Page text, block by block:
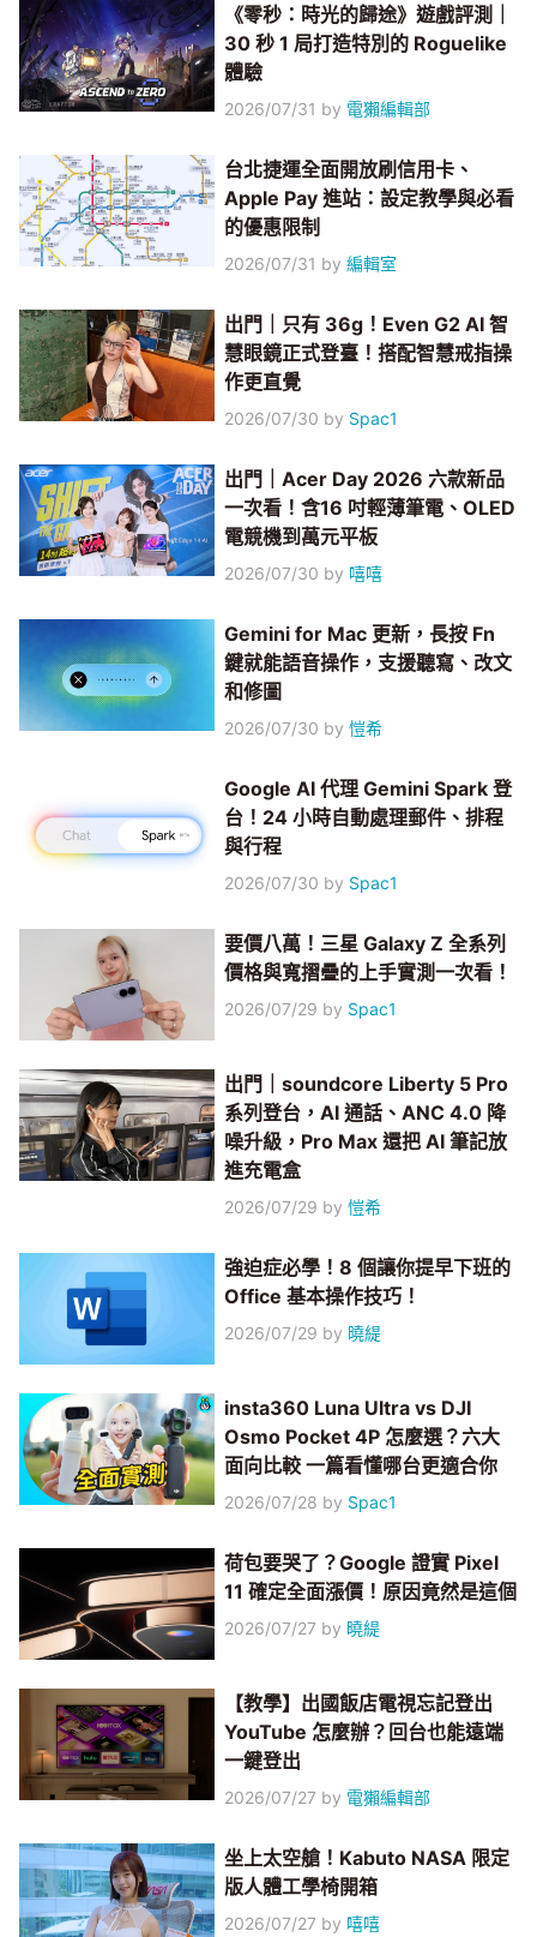
《零秒：時光的歸途》遊戲評測｜
30 秒 1 局打造特別的 Roguelike
體驗
2026/07/31 by 電獺編輯部
台北捷運全面開放刷信用卡、
Apple Pay 進站：設定教學與必看
的優惠限制
2026/07/31 by編輯室
出門｜只有 36g！Even G2 AI 智
慧眼鏡正式登臺！搭配智慧戒指操
作更直覺
2026/07/30 by Spac1
出門｜Acer Day 2026 六款新品
一次看！含16 吋輕薄筆電、OLED
電競機到萬元平板
2026/07/30 by 嘻嘻
Gemini for Mac 更新，長按 Fn
鍵就能語音操作，支援聽寫、改文
和修圖
2026/07/30 by愷希
Google AI 代理 Gemini Spark 登
台！24 小時自動處理郵件、排程
與行程
2026/07/30 by Spac1
要價八萬！三星 Galaxy Z 全系列
價格與寬摺疊的上手實測一次看！
2026/07/29 by Spac1
出門｜soundcore Liberty 5 Pro
系列登台，AI 通話、ANC 4.0 降
噪升級，Pro Max 還把 AI 筆記放
進充電盒
2026/07/29 by愷希
強迫症必學！8 個讓你提早下班的
Office 基本操作技巧！
2026/07/29 by 曉緹
insta360 Luna Ultra vs DJI
Osmo Pocket 4P 怎麼選？六大
面向比較 一篇看懂哪台更適合你
2026/07/28 by Spac1
荷包要哭了？Google 證實 Pixel
11 確定全面漲價！原因竟然是這個
2026/07/27 by 曉緹
【教學】出國飯店電視忘記登出
YouTube 怎麼辦？回台也能遠端
一鍵登出
2026/07/27 by 電獺編輯部
坐上太空艙！Kabuto NASA 限定
版人體工學椅開箱
2026/07/27 by 嘻嘻